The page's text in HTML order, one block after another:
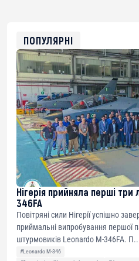
ПОПУЛЯРНІ
Нігерія прийняла перші
346FA
Повітряні сили Нігерії успішно
приймальні випробування першої
штурмовиків Leonardo M-346FA.
#Leonardo M-346